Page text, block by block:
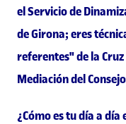
el Servicio de
de Girona; eres
referentes" de la
Mediación del
¿Cómo es tu día a día